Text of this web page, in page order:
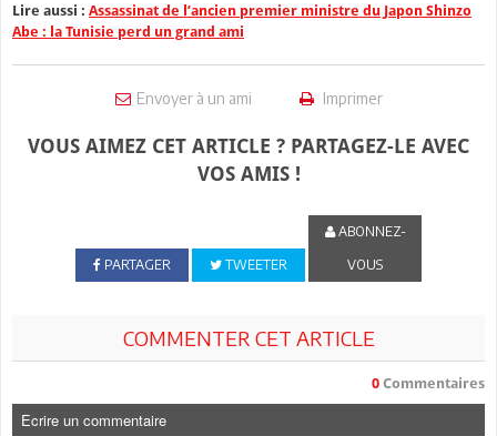
Lire aussi : Assassinat de l’ancien premier ministre du Japon Shinzo
Abe : la Tunisie perd un grand ami
Envoyer à un ami Imprimer
VOUS AIMEZ CET ARTICLE ? PARTAGEZ-LE AVEC
VOS AMIS !
PARTAGER TWEETER
ABONNEZ-
VOUS
COMMENTER CET ARTICLE
0 Commentaires
Ecrire un commentaire